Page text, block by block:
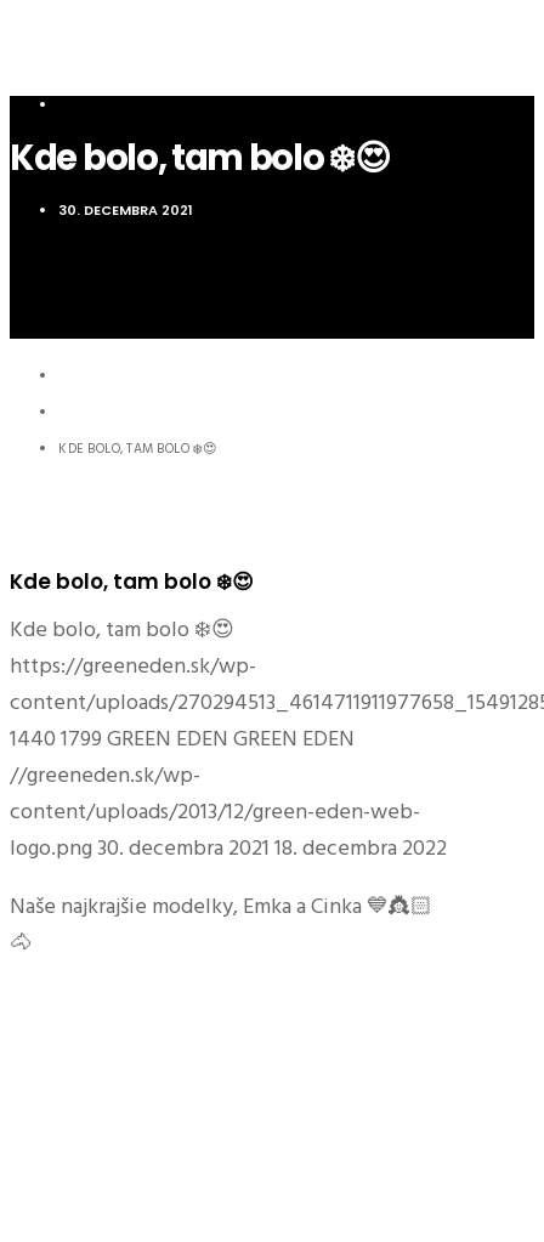
Kde bolo, tam bolo ❄️😍
30. DECEMBRA 2021
KDE BOLO, TAM BOLO ❄️😍
Kde bolo, tam bolo ❄️😍
Kde bolo, tam bolo ❄️😍
https://greeneden.sk/wp-
content/uploads/
14401799GREEN EDEN GREEN EDEN
//greeneden.sk/wp-
content/uploads/2013/12/green-eden-web-
logo.png30. decembra 2021 18. decembra 2022
Naše najkrajšie modelky, Emka a Cinka 💙👸🏻
🐴